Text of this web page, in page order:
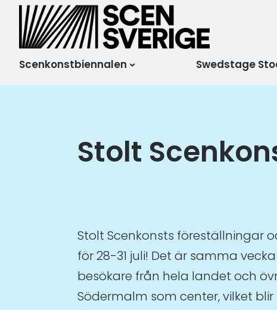
Scensverige
Mötesplats för svensk
och internationell
scenkonst
Scenkonstbiennalen Swedstage
Stolt
Stolt Scenkonsts föreställningar
för 28-31 juli! Det är samma
besökare från hela landet och
Södermalm som center, vilket